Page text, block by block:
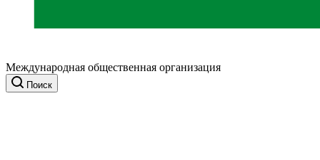
Международная общественная организация
Поиск